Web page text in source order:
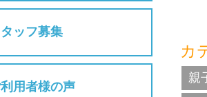
ッフ募集
用者様の声
カ
親